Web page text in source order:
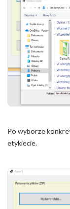
Po wyborze
etykiecie.